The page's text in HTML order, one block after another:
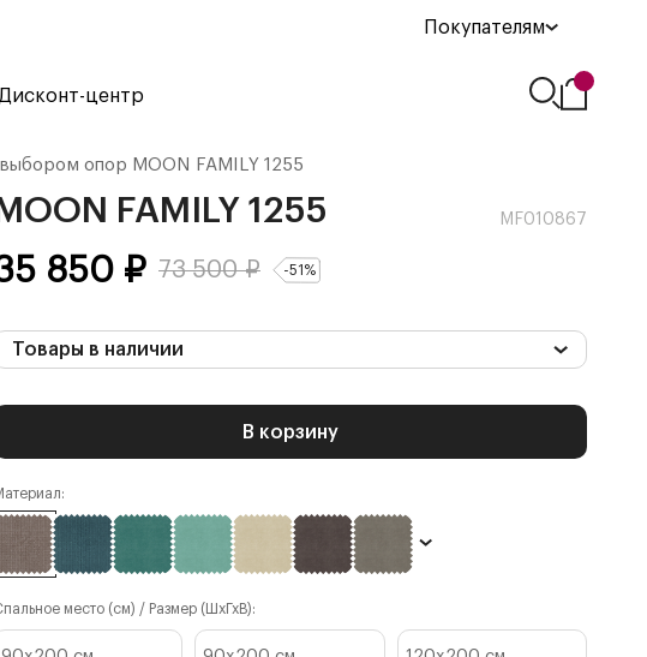
Покупателям
Дисконт-центр
опор MOON FAMILY 1255
MOON FAMILY 1255 MF010867
850 ₽ 73 500₽ -51 %
Товары в наличии
В корзину
место (см) / Размер (ШхГхВ):